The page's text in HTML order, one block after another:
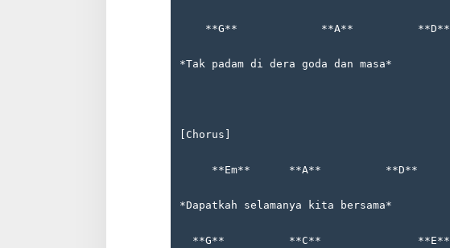
    **G**             **A**          **D**
*Tak padam di dera goda dan masa*
[Chorus]
     **Em**      **A**          **D**
*Dapatkah selamanya kita bersama*
  **G**          **C**               **E**